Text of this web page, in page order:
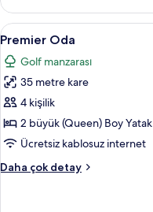
Oda
hakkında
daha
detay
Premier
Oda
için
tüm
fotoğrafları
görün
8
Premier Oda
Golf manzarası
35 metre kare
4 kişilik
2 büyük (Queen) Boy Yatak
Ücretsiz kablosuz internet
Daha çok detay
Premier